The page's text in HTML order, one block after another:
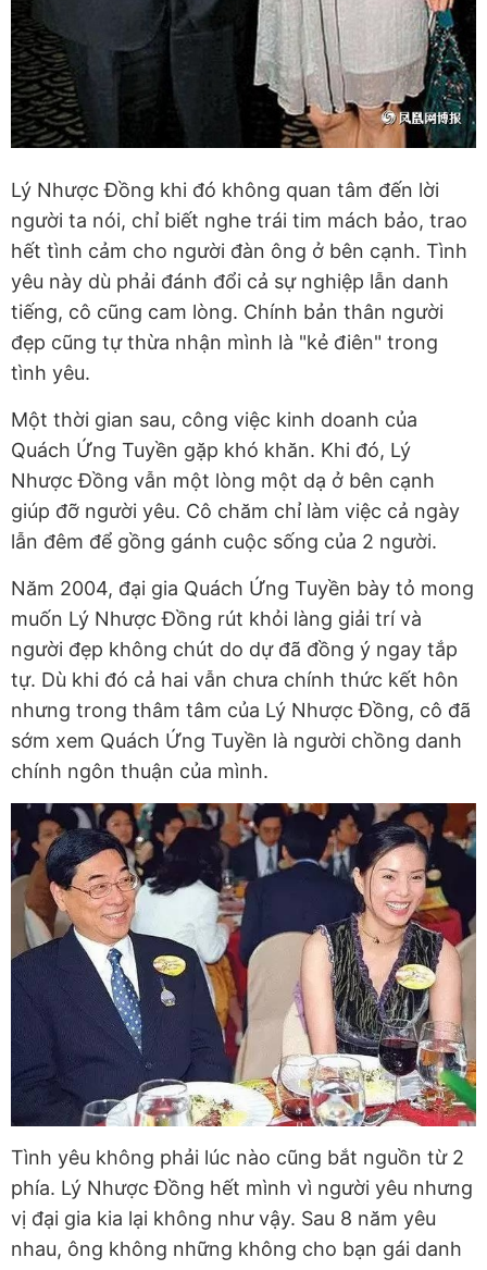
Lý Nhược Đồng khi đó không quan tâm đến lời
người ta nói, chỉ biết nghe trái tim mách bảo, trao
hết tình cảm cho người đàn ông ở bên cạnh. Tình
yêu này dù phải đánh đổi cả sự nghiệp lẫn danh
tiếng, cô cũng cam lòng. Chính bản thân người
đẹp cũng tự thừa nhận mình là "kẻ điên" trong
tình yêu.
Một thời gian sau, công việc kinh doanh của
Quách Ứng Tuyền gặp khó khăn. Khi đó, Lý
Nhược Đồng vẫn một lòng một dạ ở bên cạnh
giúp đỡ người yêu. Cô chăm chỉ làm việc cả ngày
lẫn đêm để gồng gánh cuộc sống của 2 người.
Năm 2004, đại gia Quách Ứng Tuyền bày tỏ mong
muốn Lý Nhược Đồng rút khỏi làng giải trí và
người đẹp không chút do dự đã đồng ý ngay tắp
tự. Dù khi đó cả hai vẫn chưa chính thức kết hôn
nhưng trong thâm tâm của Lý Nhược Đồng, cô đã
sớm xem Quách Ứng Tuyền là người chồng danh
chính ngôn thuận của mình.
Tình yêu không phải lúc nào cũng bắt nguồn từ 2
phía. Lý Nhược Đồng hết mình vì người yêu nhưng
vị đại gia kia lại không như vậy. Sau 8 năm yêu
nhau, ông không những không cho bạn gái danh